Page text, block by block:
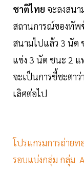
ชาติไทย จะลงสน
สถานการณ์ของทัพ
สนามไปแล้ว 3 นัด
แข่ง 3 นัด ชนะ 2
จะเป็นการชี้ชะตา
เลิศต่อไป
โปรแกรมการถ่าย
รอบแบ่งกลุ่ม กลุ่ม